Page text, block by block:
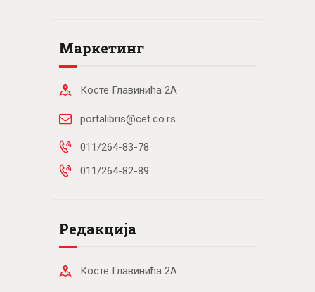
Маркетинг
Косте Главинића 2А
portalibris@cet.co.rs
011/264-83-78
011/264-82-89
Редакција
Косте Главинића 2А